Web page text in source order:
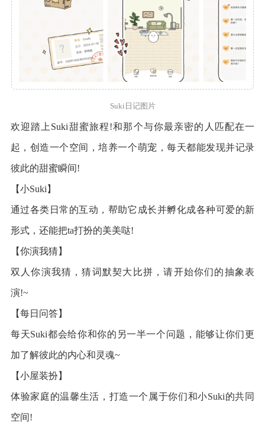
Suki日记图片
欢迎踏上Suki甜蜜旅程!和那个与你最亲密的人匹配在一
起，创造一个空间，培养一个萌宠，每天都能发现并记录
彼此的甜蜜瞬间!
【小Suki】
通过各类日常的互动，帮助它成长并孵化成各种可爱的新
形式，还能把ta打扮的美美哒!
【你演我猜】
双人你演我猜，猜词默契大比拼，请开始你们的抽象表
演!~
【每日问答】
每天Suki都会给你和你的另一半一个问题，能够让你们更
加了解彼此的内心和灵魂~
【小屋装扮】
体验家庭的温馨生活，打造一个属于你们和小Suki的共同
空间!